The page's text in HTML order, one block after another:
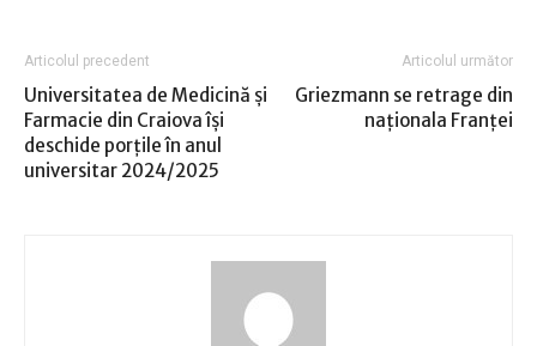
Articolul precedent
Universitatea de Medicină şi
Farmacie din Craiova îşi
deschide porţile în anul
universitar 2024/2025
Articolul următor
Griezmann se retrage din
naţionala Franţei